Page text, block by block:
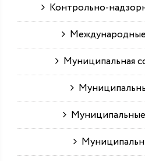
Контрольно-
Муниципальная